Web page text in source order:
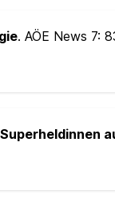
. AÖE News 7: